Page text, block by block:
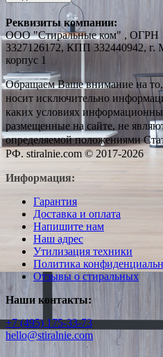
Реквизиты компании:
ООО "Стиральные ком" , ОГРН
3327126172, КПП 332440942, г.
корпус 1
Обращаем Ваше внимание на
носит исключительно
каких условиях
размещенные на сайте, не
определяемой положениями
РФ. stiralnie.com © 2017-2026
Информация:
Гарантия
Доставка и оплата
Напишите нам
Наш адрес
Утилизация техники
Политика
Отзывы о стиральных
Наши контакты:
+7 (495) 175-33-73
hello@stiralnie.com